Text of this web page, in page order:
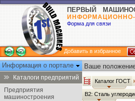
ПЕРВЫЙ
Форма для связи
Добавить в избранное
Информация о портале
Каталоги предприятий
Предприятия
машиностроения
Ваше
Каталог ГОСТ
В2: Сталь